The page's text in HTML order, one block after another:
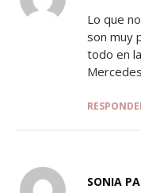
Lo que
son muy
todo en
SONIA